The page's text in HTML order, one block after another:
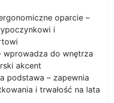
oparcie –
i
wprowadza do wnętrza
akcent
podstawa – zapewnia
i trwałość na lata